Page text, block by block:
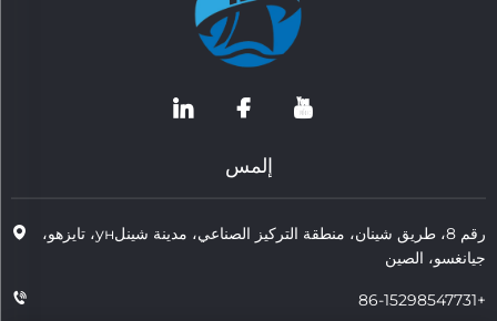
إلمس
رقم 8، طريق شينان، منطقة التركيز الصناعي، مدينة شينلун، تايزهو،
جيانغسو، الصين
+86-15298547731